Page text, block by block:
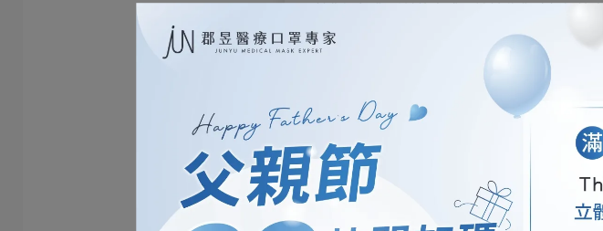
錯商品，請於24小時內聯繫我們客服，我們
因貨到付款係由第三方物流代收款項，建
首次購買？立即加入 郡昱官網